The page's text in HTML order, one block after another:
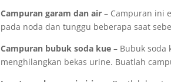
Campuran garam dan air – Campuran ini
pada noda dan tunggu beberapa saat
Campuran bubuk soda kue – Bubuk
menghilangkan bekas urine. Buatlah